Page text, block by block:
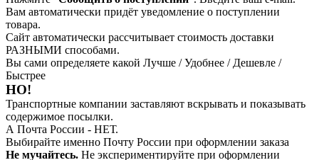
Вам автоматически придёт уведомление о поступлении
товара.
Сайт автоматически рассчитывает стоимость доставки
РАЗНЫМИ способами.
Вы сами определяете какой Лучше / Удобнее / Дешевле /
Быстрее
НО!
Транспортные компании заставляют вскрывать и показывать
содержимое посылки.
А Почта России - НЕТ.
Выбирайте именно Почту России при оформлении заказа
Не мучайтесь. Не экспериментируйте при оформлении